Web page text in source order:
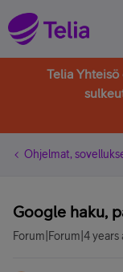
Telia
Ohjelmat,
Google haku,
Forum|Forum|4 years